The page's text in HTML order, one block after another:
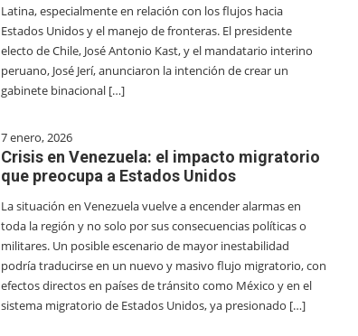
Latina, especialmente en relación con los flujos hacia
Estados Unidos y el manejo de fronteras. El presidente
electo de Chile, José Antonio Kast, y el mandatario interino
peruano, José Jerí, anunciaron la intención de crear un
gabinete binacional […]
7 enero, 2026
Crisis en Venezuela: el impacto migratorio
que preocupa a Estados Unidos
La situación en Venezuela vuelve a encender alarmas en
toda la región y no solo por sus consecuencias políticas o
militares. Un posible escenario de mayor inestabilidad
podría traducirse en un nuevo y masivo flujo migratorio, con
efectos directos en países de tránsito como México y en el
sistema migratorio de Estados Unidos, ya presionado […]